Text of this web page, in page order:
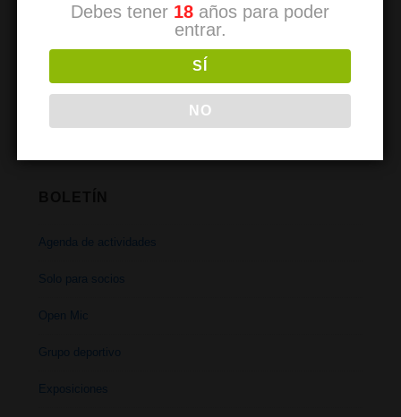
Uso de drogas
Recursos externos
Agenda de actividades
Solo para socios
Open Mic
Grupo deportivo
Exposiciones
Debes tener 18 años para poder
entrar.
SÍ
NO